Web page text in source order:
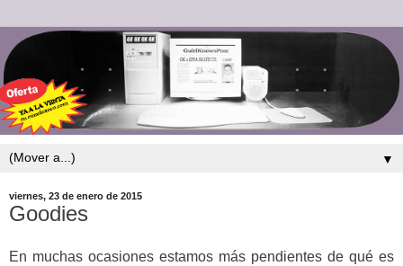
▼
viernes, 23 de enero de 2015
Goodies
En muchas ocasiones estamos más pendientes de qué es